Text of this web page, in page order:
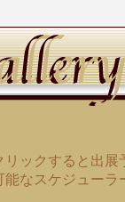
リックすると出
能なスケジュー